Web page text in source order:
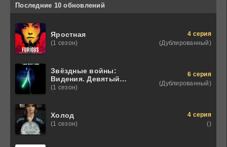
Последние 10 обновлений
Яростная
(1 сезон)
4 серия
(Дублированный)
Звёздные войны:
Видения. Девятый
джедай
(1 сезон)
6 серия
(Дублированный)
Холод
(1 сезон)
4 серия
()